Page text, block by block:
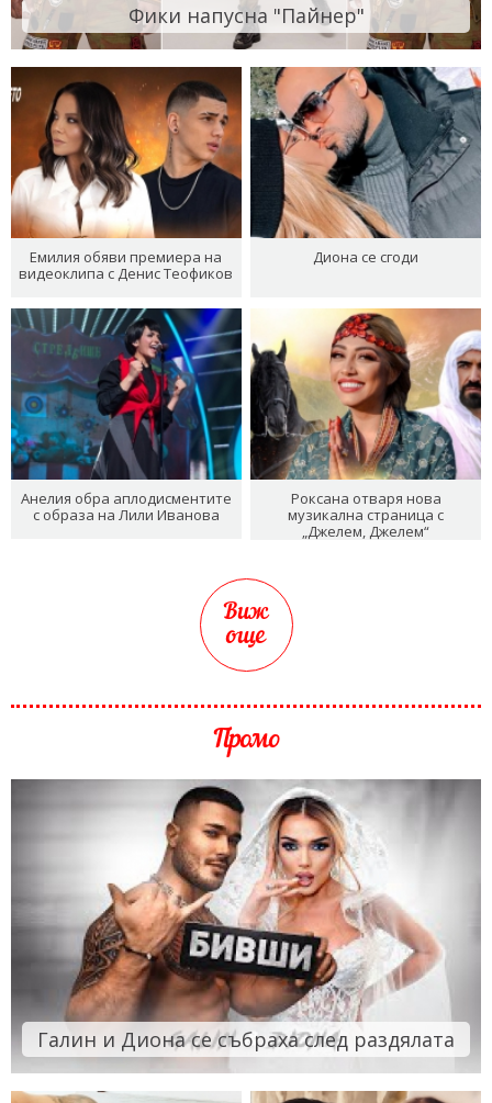
Фики напусна "Пайнер"
Емилия обяви премиера на
видеоклипа с Денис Теофиков
Диона се сгоди
Анелия обра аплодисментите
с образа на Лили Иванова
Роксана отваря нова
музикална страница с
„Джелем, Джелем“
Виж
още
Промо
Галин и Диона се събраха след раздялата